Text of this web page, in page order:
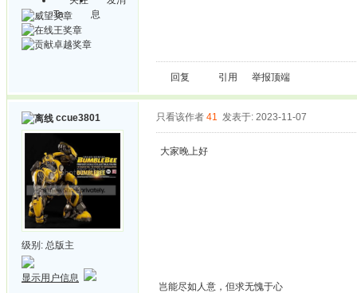
Ta
息
回复 引用 举报顶端
ccue3801
级别: 总版主
显示用户信息
只看该作者 41 发表于: 2023-11-07
大家晚上好
岂能尽如人意，但求无愧于心